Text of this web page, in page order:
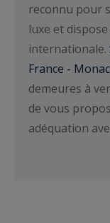
reconnu pour
luxe et
internationale.
France -
demeures à
de vous
adéquation